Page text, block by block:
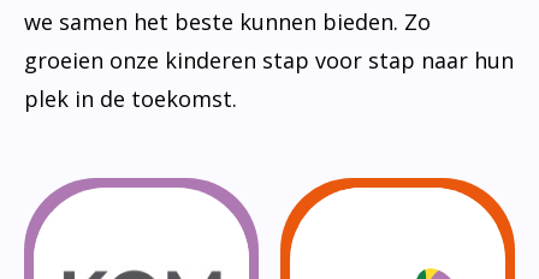
we samen het beste kunnen bieden. Zo
groeien onze kinderen stap voor stap naar hun
plek in de toekomst.